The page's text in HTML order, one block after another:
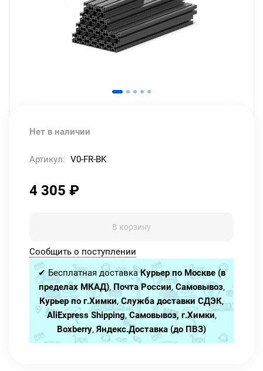
Нет в наличии
Артикул: V0-FR-BK
4 305 ₽
В корзину
Сообщить о поступлении
✔ Бесплатная доставкаКурьер по Москве (в
пределах МКАД), Почта России,Самовывоз,
Курьер по г.Химки,Служба доставки СДЭК,
AliExpress Shipping, Самовывоз, г.Химки,
Boxberry, Яндекс.Доставка (до ПВЗ)